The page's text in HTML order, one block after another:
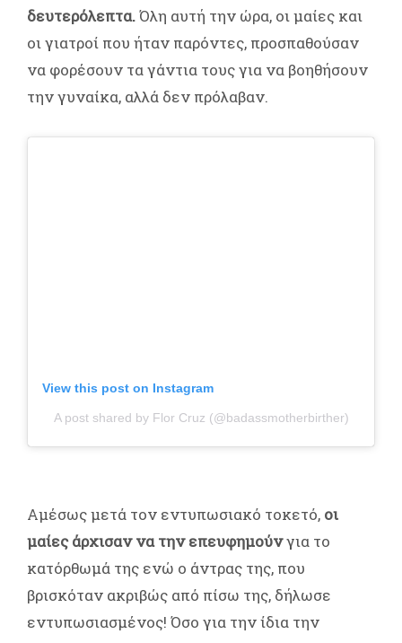
δευτερόλεπτα.Όλη αυτή την ώρα, οι μαίες και
οι γιατροί που ήταν παρόντες, προσπαθούσαν
να φορέσουν τα γάντια τους για να βοηθήσουν
την γυναίκα, αλλά δεν πρόλαβαν.
View this post on Instagram
A post shared by Flor Cruz (@badassmotherbirther)
Αμέσως μετά τον εντυπωσιακό τοκετό, οι
μαίες άρχισαν να την επευφημούνγια το
κατόρθωμά της ενώ ο άντρας της, που
βρισκόταν ακριβώς από πίσω της, δήλωσε
εντυπωσιασμένος! Όσο για την ίδια την